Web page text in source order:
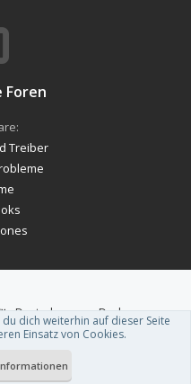
Foren
Treiber
-Deutsch von xenDach
ThemeHouse .
dich weiterhin auf dieser Seite
Einsatz von Cookies.